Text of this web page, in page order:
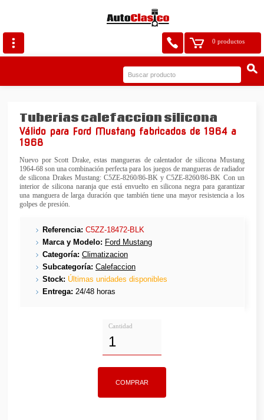
0 productos
Tuberias calefaccion silicona
Válido para Ford Mustang fabricados de 1964 a
1968
Nuevo por Scott Drake, estas mangueras de calentador de silicona Mustang
1964-68 son una combinación perfecta para los juegos de mangueras de radiador
de silicona Drakes Mustang: C5ZE-8260/86-BK y C5ZE-8260/86-BK Con un
interior de silicona naranja que está envuelto en silicona negra para garantizar
una manguera de larga duración que también tiene una mayor resistencia a los
golpes de presión.
Referencia: C5ZZ-18472-BLK
Marca y Modelo: Ford Mustang
Categoría: Climatizacion
Subcategoría: Calefaccion
Stock: Últimas unidades disponibles
Entrega: 24/48 horas
Cantidad